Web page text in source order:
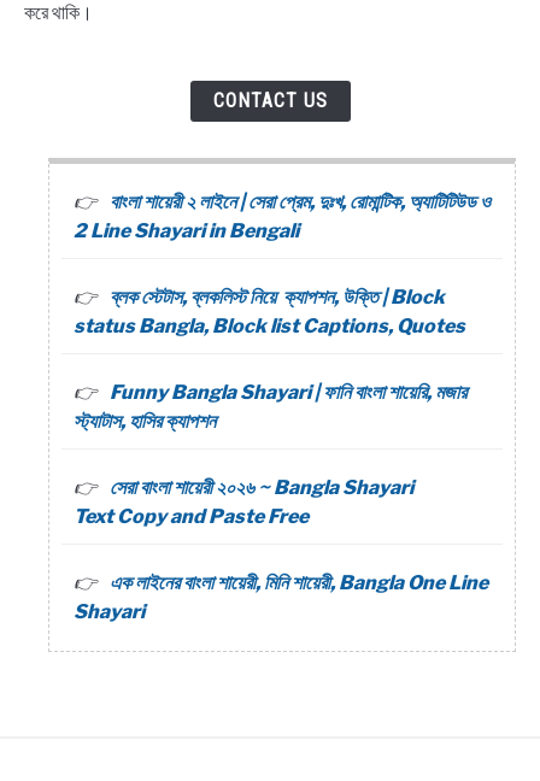
করে থাকি।
CONTACT US
বাংলা শায়েরী ২ লাইনে | সেরা প্রেম, দুঃখ, রোমান্টিক, অ্যাটিটিউড ও
2 Line Shayari in Bengali
ব্লক স্টেটাস, ব্লকলিস্ট নিয়ে ক্যাপশন, উক্তি | Block
status Bangla, Block list Captions, Quotes
Funny Bangla Shayari | ফানি বাংলা শায়েরি, মজার
স্ট্যাটাস, হাসির ক্যাপশন
সেরা বাংলা শায়েরী ২০২৬ ~ Bangla Shayari
Text Copy and Paste Free
এক লাইনের বাংলা শায়েরী, মিনি শায়েরী, Bangla One Line
Shayari